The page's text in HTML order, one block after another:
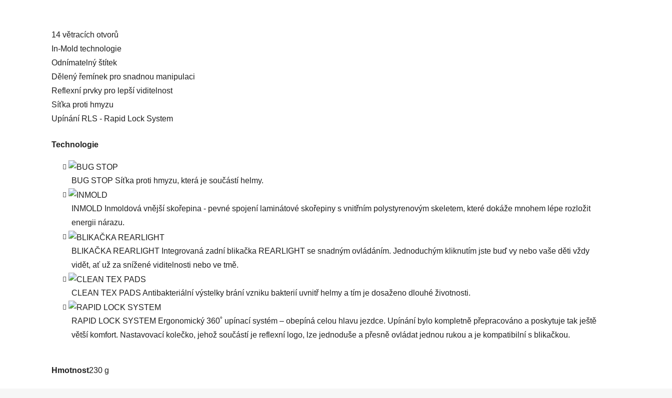
14 větracích otvorů
In-Mold technologie
Odnímatelný štítek
Dělený řemínek pro snadnou manipulaci
Reflexní prvky pro lepší viditelnost
Síťka proti hmyzu
Upínání RLS - Rapid Lock System
Technologie
BUG STOP Síťka proti hmyzu, která je součástí helmy.
INMOLD Inmoldová vnější skořepina - pevné spojení laminátové skořepiny s vnitřním polystyrenovým skeletem, které dokáže mnohem lépe rozložit
energii nárazu.
BLIKAČKA REARLIGHT Integrovaná zadní blikačka REARLIGHT se snadným ovládáním. Jednoduchým kliknutím jste buď vy nebo vaše děti vždy
vidět, ať už za snížené viditelnosti nebo ve tmě.
CLEAN TEX PADS Antibakteriální výstelky brání vzniku bakterií uvnitř helmy a tím je dosaženo dlouhé životnosti.
RAPID LOCK SYSTEM Ergonomický 360˚ upínací systém – obepíná celou hlavu jezdce. Upínání bylo kompletně přepracováno a poskytuje tak ještě
větší komfort. Nastavovací kolečko, jehož součástí je reflexní logo, lze jednoduše a přesně ovládat jednou rukou a je kompatibilní s blikačkou.
Hmotnost230 g